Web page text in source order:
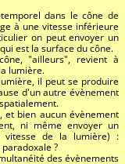
dans le cône de
à une vitesse inférieure
on peut envoyer un
est la surface du cône.
"ailleurs", revient à
lumière.
il peut se produire
d'un autre évènement
et bien aucun évènement
ni même envoyer un
vitesse de la lumière) :
?
des évènements